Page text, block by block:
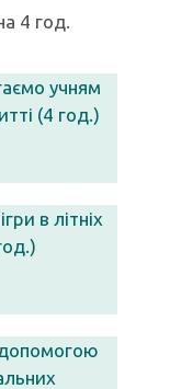
4 год.
учням
(4 год.)
в літніх
допомогою